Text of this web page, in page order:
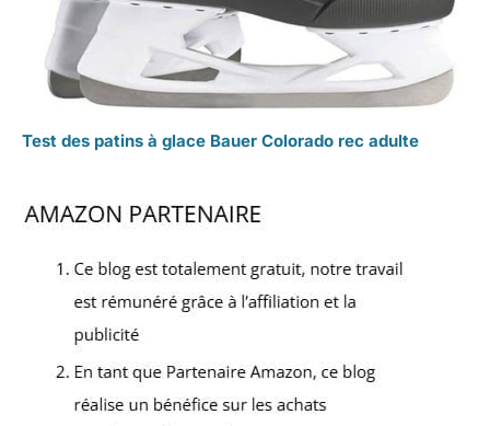
Test des patins à glace Bauer Colorado rec adulte